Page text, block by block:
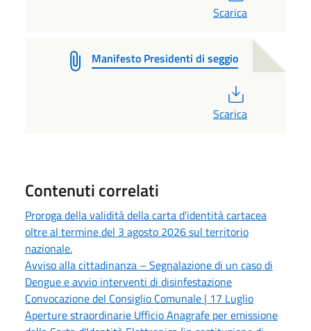
Scarica
Manifesto Presidenti di seggio
Scarica
Contenuti correlati
Proroga della validità della carta d'identità cartacea
oltre al termine del 3 agosto 2026 sul territorio
nazionale.
Avviso alla cittadinanza – Segnalazione di un caso di
Dengue e avvio interventi di disinfestazione
Convocazione del Consiglio Comunale | 17 Luglio
Aperture straordinarie Ufficio Anagrafe per emissione